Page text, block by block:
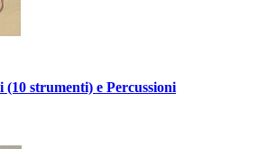
strumenti) e Percussioni